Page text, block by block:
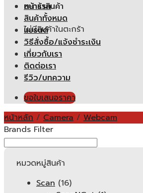
ตะกร้าสินค้า
ไม่มีสินค้าในตะกร้า
หน้าแรก
สินค้าทั้งหมด
แบรนด์
วิธีสั่งซื้อ/แจ้งชำระเงิน
เกี่ยวกับเรา
ติดต่อเรา
รีวิว/บทความ
ขอใบเสนอราคา
หน้าหลัก / Camera / Webcam
Brands Filter
หมวดหมู่สินค้า
Scan (16)